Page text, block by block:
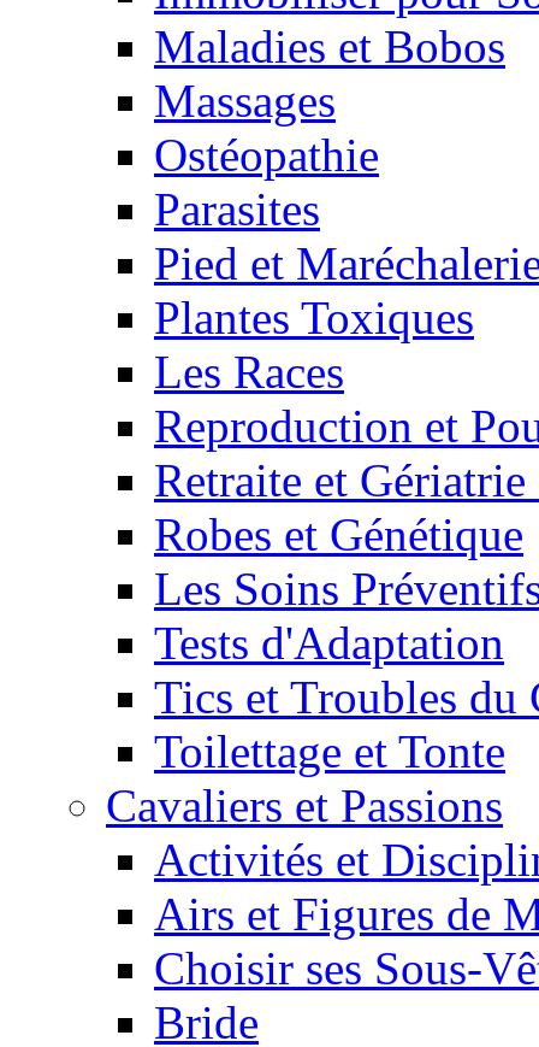
Maladies et Bobos
Massages
Ostéopathie
Parasites
Pied et
Plantes Toxiques
Les Races
Reproduction et
Retraite et
Robes et Génétique
Les Soins
Tests d'Adaptation
Tics et Troubles du
Toilettage et Tonte
Cavaliers et Passions
Activités et
Airs et Figures de
Choisir ses Sous-
Bride